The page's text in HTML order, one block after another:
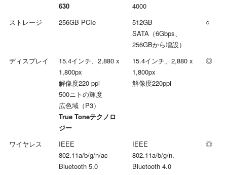
630
4000
ストレージ 256GB PCIe
512GB
SATA（6Gbps、
256GBから増設）
○
ディスプレイ
15.4インチ、2,880 x
1,800px
解像度220 ppi
500ニトの輝度
広色域（P3）
True Toneテクノロ
ジー
15.4インチ、2,880 x
1,800px
解像度220ppi
◎
ワイヤレス
IEEE
802.11a/b/g/n/ac
Bluetooth 5.0
IEEE
802.11a/b/g/n、
Bluetooth 4.0
◎